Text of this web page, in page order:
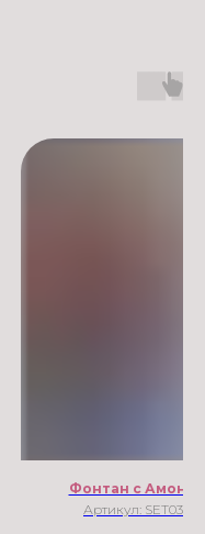
Фонтан с
Артикул: SET0349